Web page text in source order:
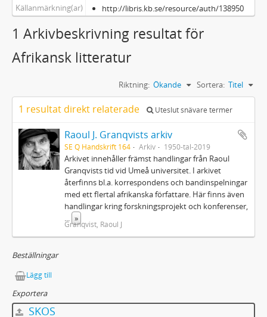
Källanmärkning(ar)
http://libris.kb.se/resource/auth/138950
1 Arkivbeskrivning resultat för
Afrikansk litteratur
Sortera: Titel
Riktning: Ökande
1 resultat direkt relaterade Uteslut snävare termer
Raoul J. Granqvists arkiv
SE Q Handskrift 164 Arkiv 1950-tal-2019
Arkivet innehåller främst handlingar från Raoul
Granqvists tid vid Umeå universitet. I arkivet
återfinns bl.a. korrespondens och bandinspelningar
med ett flertal afrikanska författare. Här finns även
handlingar kring forskningsprojekt och konferenser,
... »
Granqvist, Raoul J
Beställningar
Lägg till
Exportera
SKOS